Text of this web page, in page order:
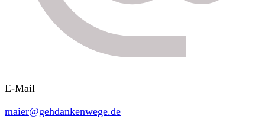
E-Mail
maier@gehdankenwege.de